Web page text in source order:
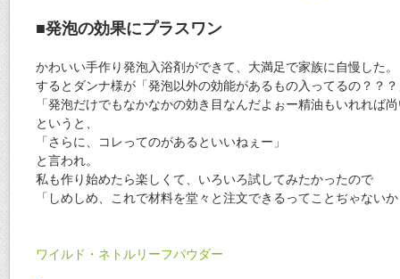
■発泡の効果にプラスワン
かわいい手作り発泡入浴剤ができて、大満足で家族に自慢した。
するとダンナ様が「発泡以外の効能があるもの入ってるの？？
「発泡だけでもなかなかの効き目なんだよぉー精油もいれれば
というと、
「さらに、コレってのがあるといいねぇー」
と言われ。
私も作り始めたら楽しくて、いろいろ試してみたかったので
「しめしめ、これで材料を堂々と注文できるってことぢゃない
ワイルド・ネトルリーフパウダー